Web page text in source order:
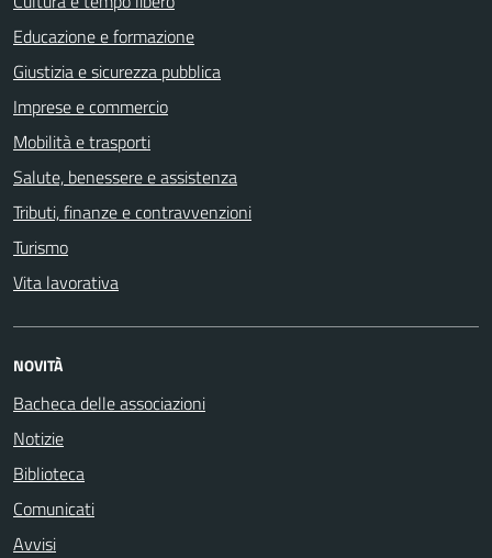
Educazione e formazione
Giustizia e sicurezza pubblica
Imprese e commercio
Mobilità e trasporti
Salute, benessere e assistenza
Tributi, finanze e contravvenzioni
Turismo
Vita lavorativa
NOVITÀ
Bacheca delle associazioni
Notizie
Biblioteca
Comunicati
Avvisi